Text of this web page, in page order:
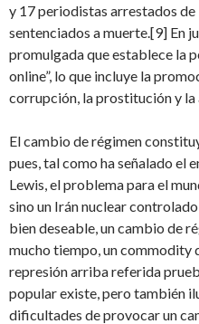
y 17 periodistas arrestados de
sentenciados a muerte.[9] En
promulgada que establece la
online”, lo que incluye la
corrupción, la prostitución y
El cambio de régimen
pues, tal como ha señalado el
Lewis, el problema para el
sino un Irán nuclear
bien deseable, un cambio de
mucho tiempo, un commodity
represión arriba referida
popular existe, pero también
dificultades de provocar un